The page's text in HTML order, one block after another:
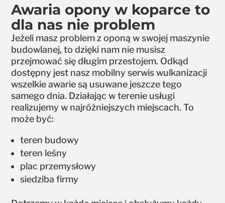
Awaria opony w koparce to
dla nas nie problem
Jeżeli masz problem z oponą w swojej maszynie
budowlanej, to dzięki nam nie musisz
przejmować się długim przestojem. Odkąd
dostępny jest nasz mobilny serwis wulkanizacji
wszelkie awarie są usuwane jeszcze tego
samego dnia. Działając w terenie usługi
realizujemy w najróżniejszych miejscach. To
może być:
teren budowy
teren leśny
plac przemysłowy
siedziba firmy